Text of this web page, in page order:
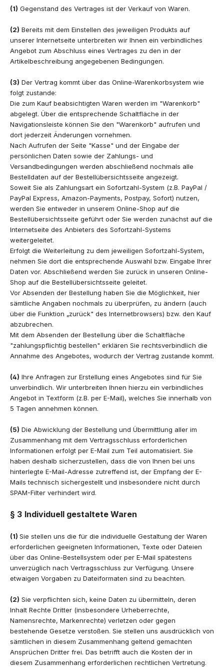
(1) Gegenstand des Vertrages ist der Verkauf von Waren.
(2) Bereits mit dem Einstellen des jeweiligen Produkts auf
unserer Internetseite unterbreiten wir Ihnen ein verbindliches
Angebot zum Abschluss eines Vertrages zu den in der
Artikelbeschreibung angegebenen Bedingungen.
(3) Der Vertrag kommt über das Online-Warenkorbsystem wie
folgt zustande:
Die zum Kauf beabsichtigten Waren werden im "Warenkorb"
abgelegt. Über die entsprechende Schaltfläche in der
Navigationsleiste können Sie den "Warenkorb" aufrufen und
dort jederzeit Änderungen vornehmen.
Nach Aufrufen der Seite "Kasse" und der Eingabe der
persönlichen Daten sowie der Zahlungs- und
Versandbedingungen werden abschließend nochmals alle
Bestelldaten auf der Bestellübersichtsseite angezeigt.
Soweit Sie als Zahlungsart ein Sofortzahl-System (z.B. PayPal /
PayPal Express, Amazon-Payments, Postpay, Sofort) nutzen,
werden Sie entweder in unserem Online-Shop auf die
Bestellübersichtsseite geführt oder Sie werden zunächst auf die
Internetseite des Anbieters des Sofortzahl-Systems
weitergeleitet.
Erfolgt die Weiterleitung zu dem jeweiligen Sofortzahl-System,
nehmen Sie dort die entsprechende Auswahl bzw. Eingabe Ihrer
Daten vor. Abschließend werden Sie zurück in unseren Online-
Shop auf die Bestellübersichtsseite geleitet.
Vor Absenden der Bestellung haben Sie die Möglichkeit, hier
sämtliche Angaben nochmals zu überprüfen, zu ändern (auch
über die Funktion „zurück" des Internetbrowsers) bzw. den Kauf
abzubrechen.
Mit dem Absenden der Bestellung über die Schaltfläche
"zahlungspflichtig bestellen" erklären Sie rechtsverbindlich die
Annahme des Angebotes, wodurch der Vertrag zustande kommt.
(4) Ihre Anfragen zur Erstellung eines Angebotes sind für Sie
unverbindlich. Wir unterbreiten Ihnen hierzu ein verbindliches
Angebot in Textform (z.B. per E-Mail), welches Sie innerhalb von
5 Tagen annehmen können.
(5) Die Abwicklung der Bestellung und Übermittlung aller im
Zusammenhang mit dem Vertragsschluss erforderlichen
Informationen erfolgt per E-Mail zum Teil automatisiert. Sie
haben deshalb sicherzustellen, dass die von Ihnen bei uns
hinterlegte E-Mail-Adresse zutreffend ist, der Empfang der E-
Mails technisch sichergestellt und insbesondere nicht durch
SPAM-Filter verhindert wird.
§ 3 Individuell gestaltete Waren
(1) Sie stellen uns die für die individuelle Gestaltung der Waren
erforderlichen geeigneten Informationen, Texte oder Dateien
über das Online-Bestellsystem oder per E-Mail spätestens
unverzüglich nach Vertragsschluss zur Verfügung. Unsere
etwaigen Vorgaben zu Dateiformaten sind zu beachten.
(2) Sie verpflichten sich, keine Daten zu übermitteln, deren
Inhalt Rechte Dritter (insbesondere Urheberrechte,
Namensrechte, Markenrechte) verletzen oder gegen
bestehende Gesetze verstoßen. Sie stellen uns ausdrücklich von
sämtlichen in diesem Zusammenhang geltend gemachten
Ansprüchen Dritter frei. Das betrifft auch die Kosten der in
diesem Zusammenhang erforderlichen rechtlichen Vertretung.